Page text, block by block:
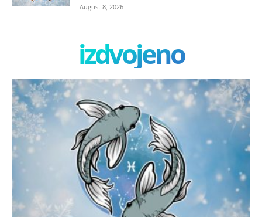
August 8, 2026
izdvojeno